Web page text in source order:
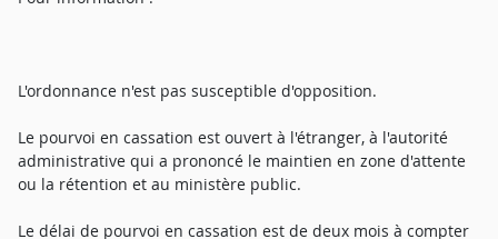
L'ordonnance n'est pas susceptible d'opposition.
Le pourvoi en cassation est ouvert à l'étranger, à l'autorité
administrative qui a prononcé le maintien en zone d'attente
ou la rétention et au ministère public.
Le délai de pourvoi en cassation est de deux mois à compter